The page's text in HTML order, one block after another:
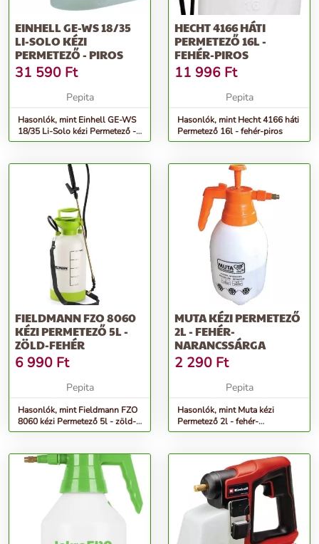
EINHELL GE-WS 18/35
LI-SOLO KÉZI
PERMETEZŐ - PIROS
31 590 Ft
Pepita
Hasonlók, mint Einhell GE-WS
18/35 Li-Solo kézi Permetező -
piros
HECHT 4166 HÁTI
PERMETEZŐ 16L -
FEHÉR-PIROS
11 996 Ft
Pepita
Hasonlók, mint Hecht 4166 háti
Permetező 16l - fehér-piros
FIELDMANN FZO 8060
KÉZI PERMETEZŐ 5L -
ZÖLD-FEHÉR
6 990 Ft
Pepita
Hasonlók, mint Fieldmann FZO
8060 kézi Permetező 5l - zöld-
fehér
MUTA KÉZI PERMETEZŐ
2L - FEHÉR-
NARANCSSÁRGA
2 290 Ft
Pepita
Hasonlók, mint Muta kézi
Permetező 2l - fehér-
narancssárga